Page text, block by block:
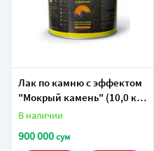
Лак по камню с эффектом
"Мокрый камень" (10,0 кг
).
В наличии
900 000сум